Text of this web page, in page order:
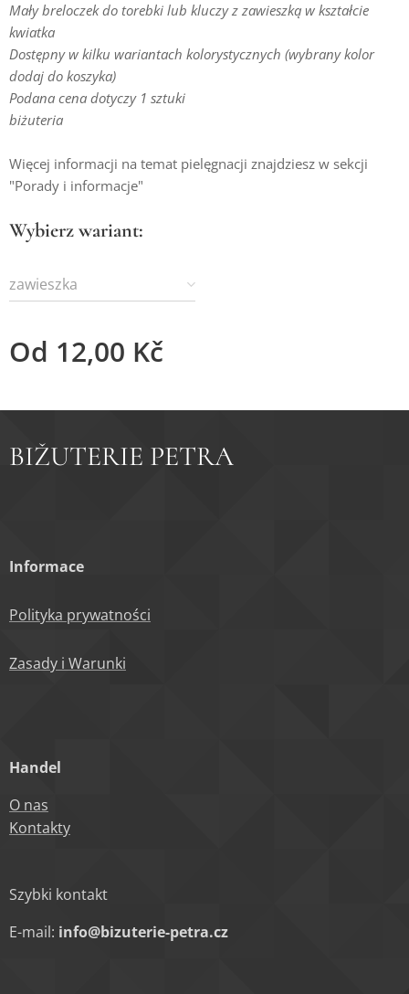
Mały breloczek do torebki lub kluczy z zawieszką w kształcie
kwiatka
Dostępny w kilku wariantach kolorystycznych (wybrany kolor
dodaj do koszyka)
Podana cena dotyczy 1 sztuki
biżuteria
Więcej informacji na temat pielęgnacji znajdziesz w sekcji
"Porady i informacje"
Wybierz wariant:
zawieszka
Od 12,00 Kč
BIŽUTERIE PETRA
Informace
Polityka prywatności
Zasady i Warunki
Handel
O nas
Kontakty
Szybki kontakt
E-mail: info@bizuterie-petra.cz